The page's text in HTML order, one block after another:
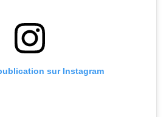
sur Instagram